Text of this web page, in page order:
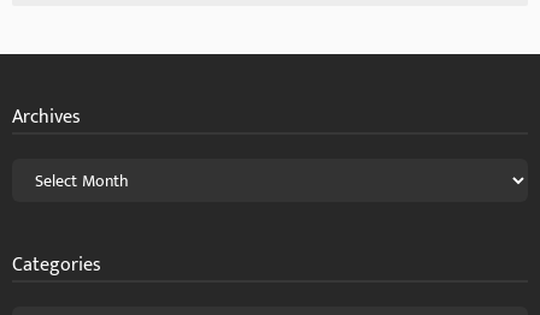
Archives
Categories